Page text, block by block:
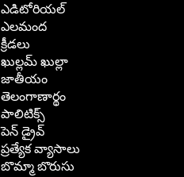
ఎడిటోరియల్
ఎలమంద
క్రీడలు
ఖుల్లమ్ ఖుల్లా
జాతీయం
తెలంగాణార్థం
పాలిటిక్స్
పెన్ డ్రైవ్
ప్రత్యేక వ్యాసాలు
బొమ్మా బొరుసు